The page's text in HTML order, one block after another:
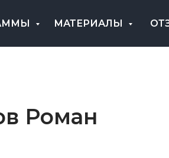
МАТЕРИАЛЫ
Роман